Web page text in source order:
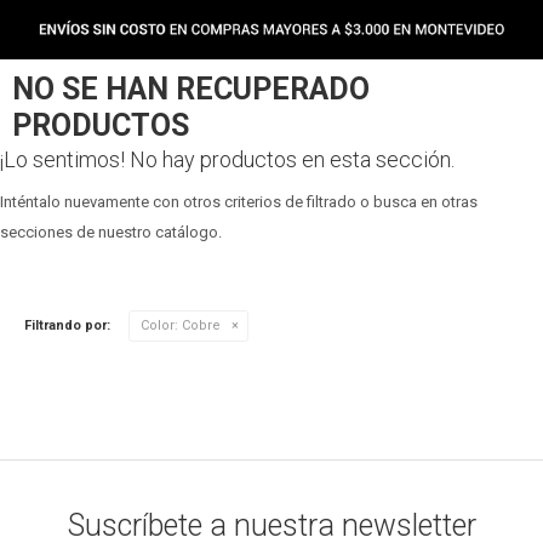
NO SE HAN RECUPERADO
PRODUCTOS
¡Lo sentimos! No hay productos en esta sección.
Inténtalo nuevamente con otros criterios de filtrado o busca en otras
secciones de nuestro catálogo.
Filtrando por: Color: Cobre
Suscríbete a nuestra newsletter